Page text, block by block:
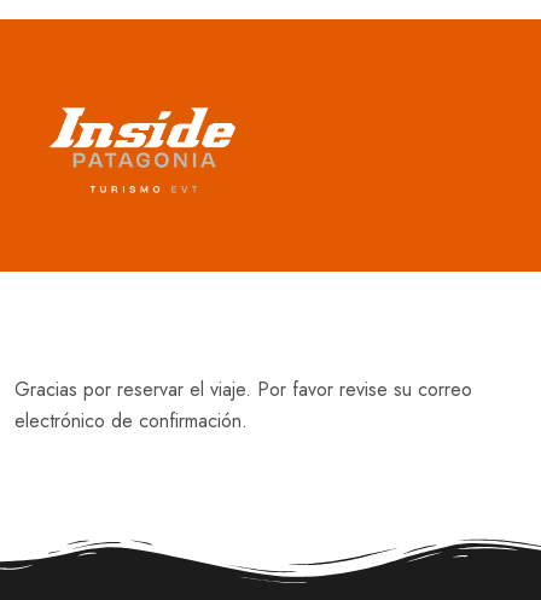
Thank You
Gracias por reservar el viaje. Por favor revise su correo
electrónico de confirmación.